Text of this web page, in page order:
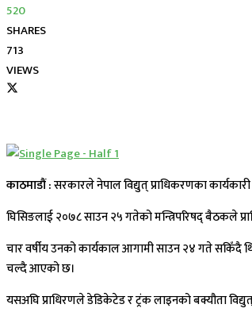
520
SHARES
713
VIEWS
काठमाडौं :सरकारले नेपाल विद्युत् प्राधिकरणका
घिसिङलाई २०७८ साउन २५ गतेको मन्त्रिपरिषद् बैठकले
चार वर्षीय उनको कार्यकाल आगामी साउन २४ गते सकिँदै
चल्दै आएको छ।
यसअघि प्राधिरणले डेडिकेटेड र ट्रंक लाइनको बक्यौता